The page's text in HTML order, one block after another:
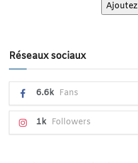
Réseaux sociaux
6.6k Fans
1k Followers